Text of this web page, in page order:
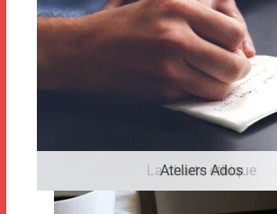
La charte éthique
Ateliers Ados